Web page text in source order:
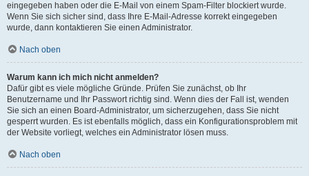
eingegeben haben oder die E-Mail von einem Spam-Filter blockiert wurde.
Wenn Sie sich sicher sind, dass Ihre E-Mail-Adresse korrekt eingegeben
wurde, dann kontaktieren Sie einen Administrator.
Nach oben
Warum kann ich mich nicht anmelden?
Dafür gibt es viele mögliche Gründe. Prüfen Sie zunächst, ob Ihr
Benutzername und Ihr Passwort richtig sind. Wenn dies der Fall ist, wenden
Sie sich an einen Board-Administrator, um sicherzugehen, dass Sie nicht
gesperrt wurden. Es ist ebenfalls möglich, dass ein Konfigurationsproblem mit
der Website vorliegt, welches ein Administrator lösen muss.
Nach oben